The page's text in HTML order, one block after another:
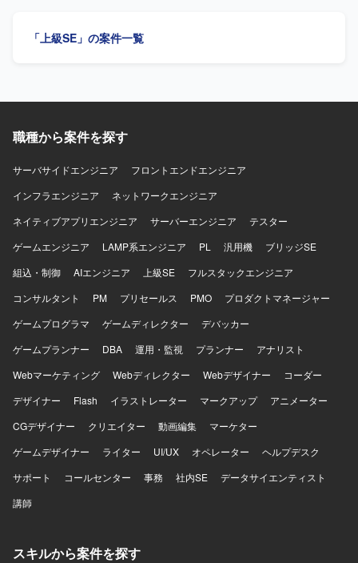
っていただきます。さらに、連携テストフローの改善とし
がら業務を推進できる方を求めております。割り当てられ
られる方を歓迎いたします。関係者との円滑なコミュニケ
が望ましいです。 【ポジションの魅力】 共通ポイントシス
ら改善まで一連のプロセスに主体的に携わることができま
す。パートナー企業との協業を通じて、コミュニケーショ
ン力や調整力を発揮しながら、テストフローやテストケー
スの改善に取り組んでいただける環境です。 【開発環境】
アクセスによるパラメータ設定やテストドキュメント作成
を行っていただきます。Perl等のスクリプト言語やVBA、
かせる環境です。
「上級SE」の案件一覧
職種から案件を探す
サーバサイドエンジニア
フロントエンドエンジニア
インフラエンジニア
ネットワークエンジニア
ネイティブアプリエンジニア
サーバーエンジニア
テスター
ゲームエンジニア
LAMP系エンジニア PL 汎用機
ブリッジSE
組込・制御
AIエンジニア 上級SE
フルスタックエンジニア
コンサルタント
PM プリセールス PMO
プロダクトマネージャー
ゲームプログラマ
ゲームディレクター
デバッカー
ゲームプランナー
DBA 運用・監視 プランナー
アナリスト
Webマーケティング
Webディレクター Webデザイナー
コーダー
デザイナー
Flash イラストレーター マークアップ
アニメーター
CGデザイナー
クリエイター 動画編集
マーケター
ゲームデザイナー
ライター UI/UX オペレーター
ヘルプデスク
サポート
コールセンター 事務 社内SE
データサイエンティスト
講師
スキルから案件を探す